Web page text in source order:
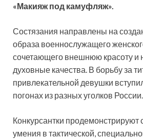
«Макияж под камуфляж».
Состязания направлены на
образа военнослужащего
сочетающего внешнюю красоту и
духовные качества. В борьбу за
привлекательной девушки
погонах из разных уголков России.
Конкурсантки продемонстрируют
умения в тактической,